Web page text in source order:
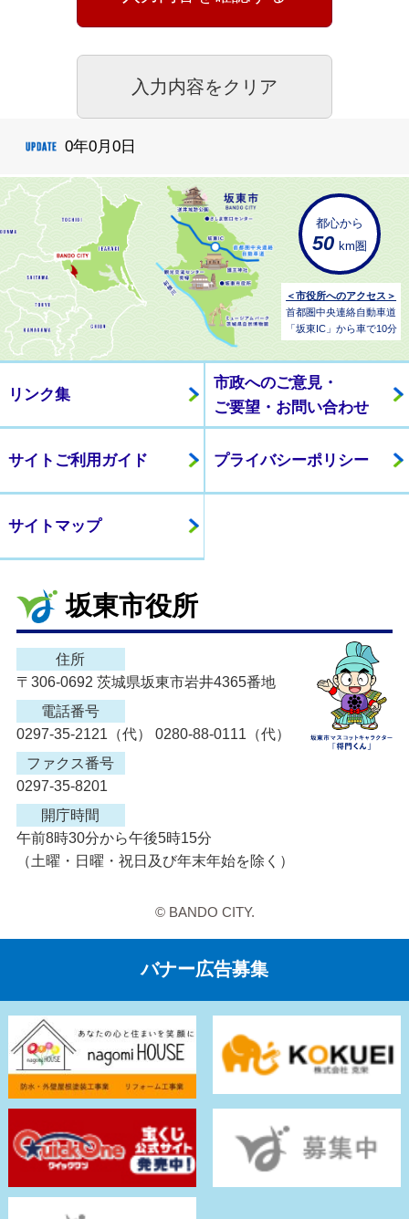
0年0月0日
都心から
50 km圏
＜市役所へのアクセス＞
首都圏中央連絡自動車道
「坂東IC」から車で10分
リンク集
市政へのご意見・
ご要望・お問い合わせ
サイトご利用ガイド プライバシーポリシー
サイトマップ
坂東市役所
住所
〒306-0692 茨城県坂東市岩井4365番地
電話番号
0297-35-2121（代） 0280-88-0111（代）
ファクス番号
0297-35-8201
開庁時間
午前8時30分から午後5時15分
（土曜・日曜・祝日及び年末年始を除く）
© BANDO CITY.
バナー広告募集